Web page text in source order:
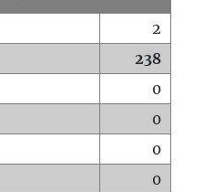
2
238
0
0
0
0